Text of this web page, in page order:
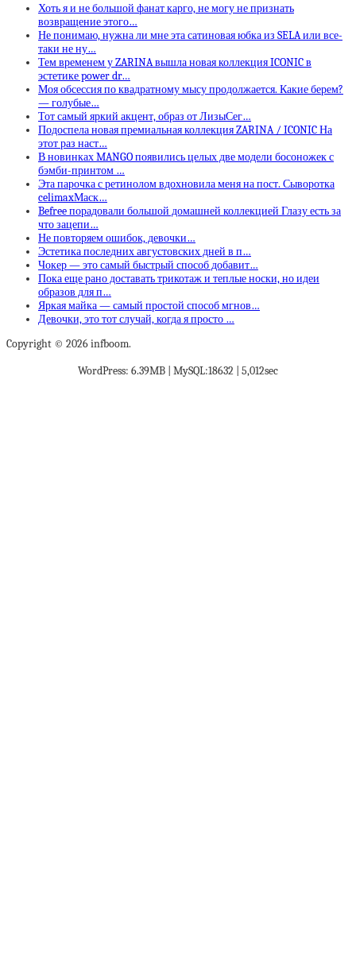
Хоть я и не большой фанат карго, не могу не признать
возвращение этого…
Не понимаю, нужна ли мне эта сатиновая юбка из SELA или все-
таки не ну…
Тем временем у ZARINA вышла новая коллекция ICONIC в
эстетике power dr…
Моя обсессия по квадратному мысу продолжается. Какие берем?
— голубые…
Тот самый яркий акцент, образ от ЛизыСег…
Подоспела новая премиальная коллекция ZARINA / ICONIC На
этот раз наст…
В новинках MANGO появились целых две модели босоножек с
бэмби-принтом …
Эта парочка с ретинолом вдохновила меня на пост. Сыворотка
celimaxМаск…
Befree порадовали большой домашней коллекцией Глазу есть за
что зацепи…
Не повторяем ошибок, девочки…
Эстетика последних августовских дней в п…
Чокер — это самый быстрый способ добавит…
Пока еще рано доставать трикотаж и теплые носки, но идеи
образов для п…
Яркая майка — самый простой способ мгнов…
Девочки, это тот случай, когда я просто …
Copyright © 2026 infboom.
WordPress: 6.39MB | MySQL:18632 | 5,012sec